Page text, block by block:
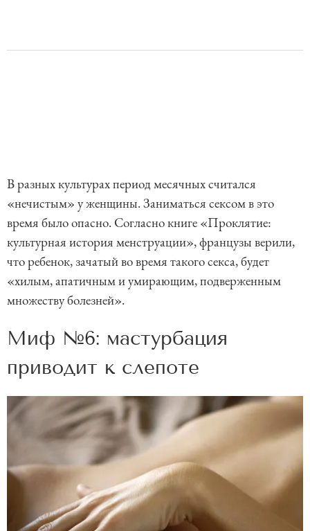
В разных культурах период месячных считался
«нечистым» у женщины. Заниматься сексом в это
время было опасно. Согласно книге «Проклятие:
культурная история менструации», французы верили,
что ребенок, зачатый во время такого секса, будет
«хилым, апатичным и умирающим, подверженным
множеству болезней».
Миф №6: мастурбация
приводит к слепоте